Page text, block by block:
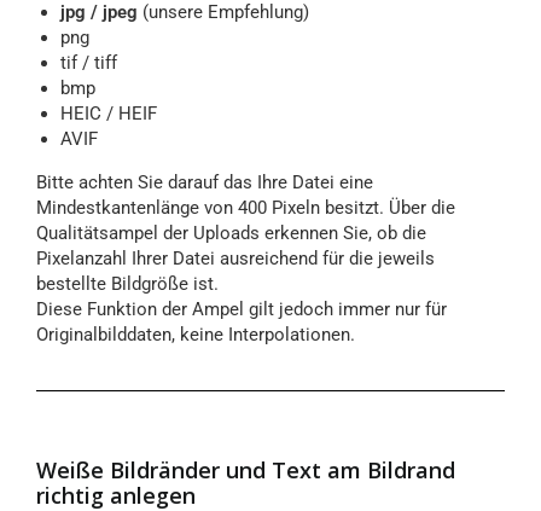
jpg / jpeg (unsere Empfehlung)
png
tif / tiff
bmp
HEIC / HEIF
AVIF
Bitte achten Sie darauf das Ihre Datei eine
Mindestkantenlänge von 400 Pixeln besitzt. Über die
Qualitätsampel der Uploads erkennen Sie, ob die
Pixelanzahl Ihrer Datei ausreichend für die jeweils
bestellte Bildgröße ist.
Diese Funktion der Ampel gilt jedoch immer nur für
Originalbilddaten, keine Interpolationen.
Weiße Bildränder und Text am Bildrand
richtig anlegen